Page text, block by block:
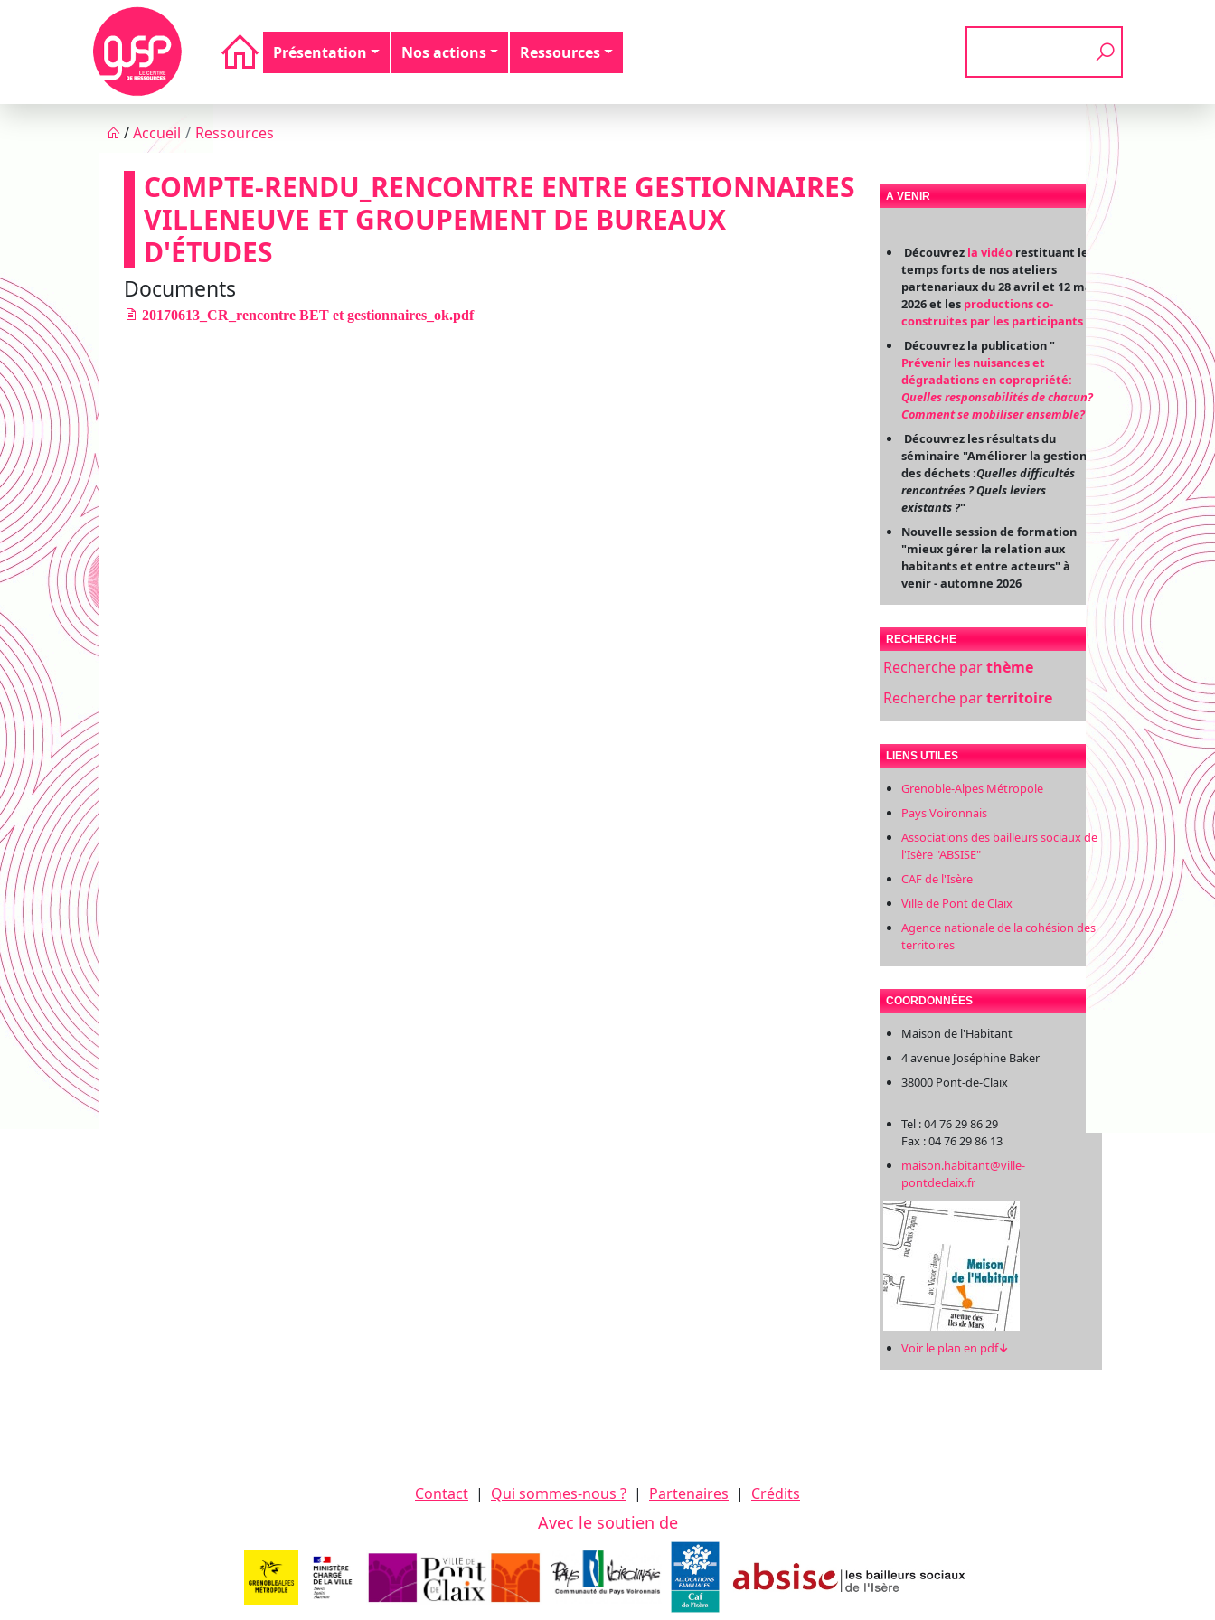
Aller au contenu principal
Navigation principale
Présentation Nos actions Ressources
Fil d'Ariane
/Accueil Ressources
COMPTE-RENDU_RENCONTRE ENTRE GESTIONNAIRES
VILLENEUVE ET GROUPEMENT DE BUREAUX
D'ÉTUDES
Documents
20170613_CR_rencontre BET et gestionnaires_ok.pdf
A VENIR
Découvrez la vidéo restituant les
temps forts de nos ateliers
partenariaux du 28 avril et 12 mai
2026 et les productions co-
construites par les participants
Découvrez la publication "
Prévenir les nuisances et
dégradations en copropriété:
Quelles responsabilités de chacun?
Comment se mobiliser ensemble?"
Découvrez les résultats du
séminaire "Améliorer la gestion
des déchets :Quelles difficultés
rencontrées ? Quels leviers
existants ?"
Nouvelle session de formation
"mieux gérer la relation aux
habitants et entre acteurs" à
venir - automne 2026
RECHERCHE
Recherche parthème
Recherche parterritoire
LIENS UTILES
Grenoble-Alpes Métropole
Pays Voironnais
Associations des bailleurs sociaux de
l'Isère "ABSISE"
CAF de l'Isère
Ville de Pont de Claix
Agence nationale de la cohésion des
territoires
COORDONNÉES
Maison de l'Habitant
4 avenue Joséphine Baker
38000 Pont-de-Claix
Tel : 04 76 29 86 29
Fax : 04 76 29 86 13
maison.habitant@ville-
pontdeclaix.fr
Voir le plan en pdf↓
Contact | Qui sommes-nous ? | Partenaires | Crédits
Avec le soutien de